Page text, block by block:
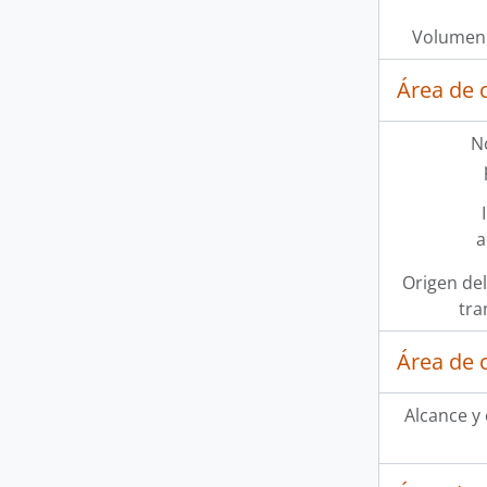
Área de
Origen
Área de
Alcance